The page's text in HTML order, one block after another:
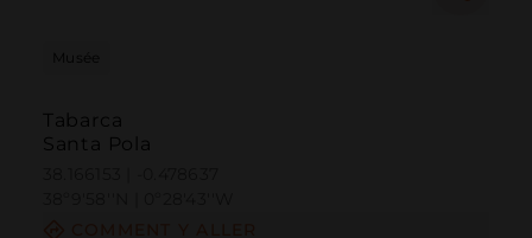
Musée
Tabarca
Santa Pola